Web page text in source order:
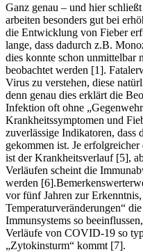
Ganz genau – und hier
arbeiten besonders gut bei
die Entwicklung von Fieber
lange, dass dadurch z.B.
dies konnte schon unmittelbar
beobachtet werden [1].
Virus zu verstehen, diese
denn genau dies erklärt die
Infektion oft ohne
Krankheitssymptomen und
zuverlässige Indikatoren, dass
gekommen ist. Je
ist der Krankheitsverlauf [5],
Verläufen scheint die
werden
vor fünf Jahren zur Erkenntnis,
Temperaturveränderungen“
Immunsystems so
Verläufe von COVID-19 so
„Zytokinsturm“ kommt [7].